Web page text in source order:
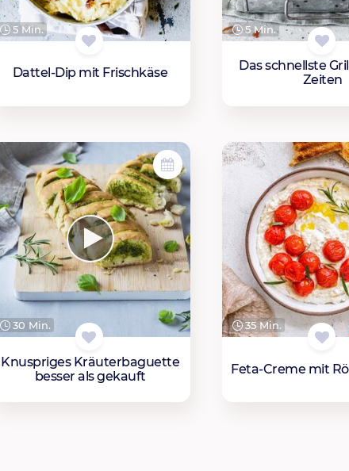
5 Min.
Dattel-Dip mit Frischkäse
5 Min.
Das schnellste
Zeiten
30 Min.
Knuspriges Kräuterbaguette
besser als gekauft
35 Min.
Feta-Creme mit